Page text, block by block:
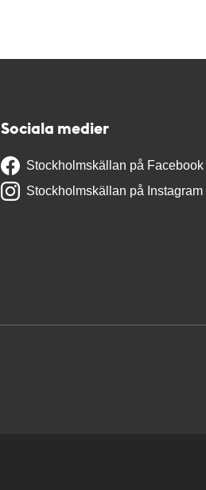
Sociala medier
Stockholmskällan på Facebook
Stockholmskällan på Instagram